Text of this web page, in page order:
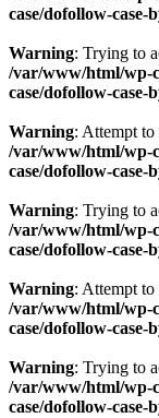
case/dofollow-case-
Warning: Trying to
/var/www/html/wp-
case/dofollow-case-
Warning: Attempt
/var/www/html/wp-
case/dofollow-case-
Warning: Trying to
/var/www/html/wp-
case/dofollow-case-
Warning: Attempt
/var/www/html/wp-
case/dofollow-case-
Warning: Trying to
/var/www/html/wp-
case/dofollow-case-